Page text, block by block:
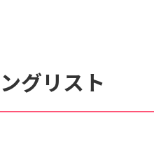
を入力しないでください。
グリスト